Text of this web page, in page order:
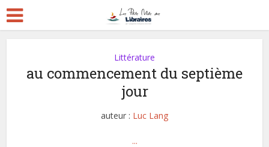
Littérature
au commencement du septième
jour
auteur : Luc Lang
...